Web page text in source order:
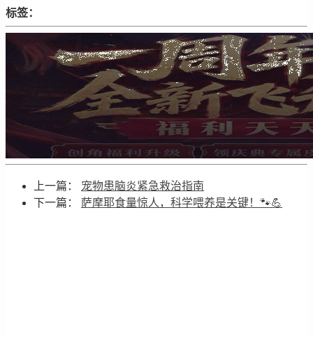
标签：
上一篇： 宠物患脑炎紧急救治指南
下一篇： 萨摩耶食量惊人，科学喂养是关键！🐾💪